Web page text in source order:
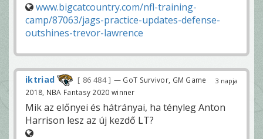
www.bigcatcountry.com/nfl-training-
camp/87063/jags-practice-updates-defense-
outshines-trevor-lawrence
3 napja
iktriad 86 484
— GoT Survivor, GM Game
2018, NBA Fantasy 2020 winner
Mik az előnyei és hátrányai, ha tényleg Anton
Harrison lesz az új kezdő LT?